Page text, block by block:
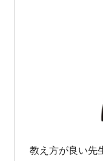
教え方が良い先